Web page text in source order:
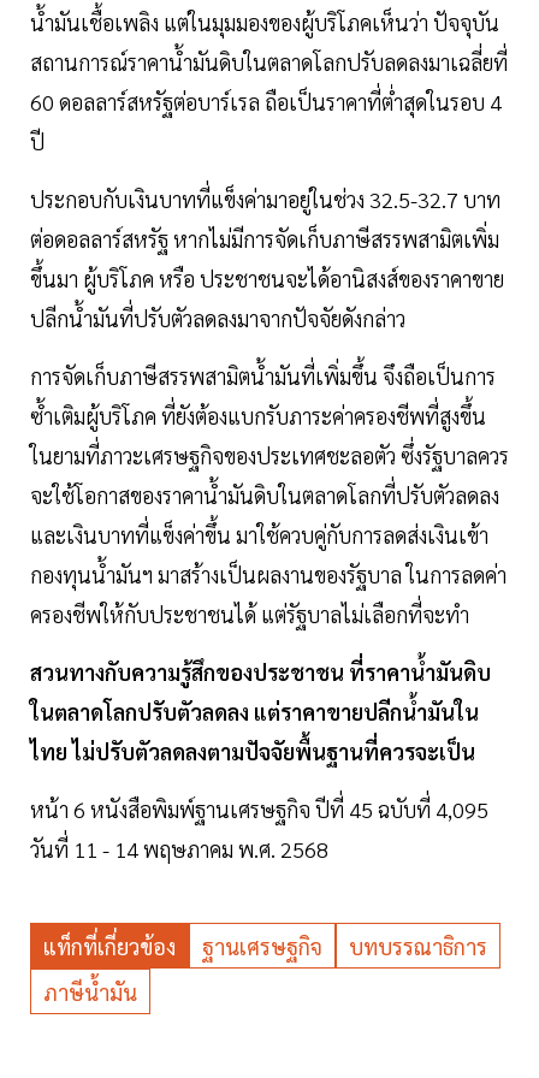
นํ้ามันเชื้อเพลิง แต่ในมุมมองของผู้บริโภคเห็นว่า ปัจจุบัน
สถานการณ์ราคานํ้ามันดิบในตลาดโลกปรับลดลงมาเฉลี่ยที่
60 ดอลลาร์สหรัฐต่อบาร์เรล ถือเป็นราคาที่ต่ำสุดในรอบ 4
ปี
ประกอบกับเงินบาทที่แข็งค่ามาอยู่ในช่วง 32.5-32.7 บาท
ต่อดอลลาร์สหรัฐ หากไม่มีการจัดเก็บภาษีสรรพสามิตเพิ่ม
ขึ้นมา ผู้บริโภค หรือ ประชาชนจะได้อานิสงส์ของราคาขาย
ปลีกนํ้ามันที่ปรับตัวลดลงมาจากปัจจัยดังกล่าว
การจัดเก็บภาษีสรรพสามิตนํ้ามันที่เพิ่มขึ้น จึงถือเป็นการ
ซํ้าเติมผู้บริโภค ที่ยังต้องแบกรับภาระค่าครองชีพที่สูงขึ้น
ในยามที่ภาวะเศรษฐกิจของประเทศชะลอตัว ซึ่งรัฐบาลควร
จะใช้โอกาสของราคานํ้ามันดิบในตลาดโลกที่ปรับตัวลดลง
และเงินบาทที่แข็งค่าขึ้น มาใช้ควบคู่กับการลดส่งเงินเข้า
กองทุนนํ้ามันฯ มาสร้างเป็นผลงานของรัฐบาล ในการลดค่า
ครองชีพให้กับประชาชนได้ แต่รัฐบาลไม่เลือกที่จะทำ
สวนทางกับความรู้สึกของประชาชน ที่ราคานํ้ามันดิบ
ในตลาดโลกปรับตัวลดลง แต่ราคาขายปลีกนํ้ามันใน
ไทย ไม่ปรับตัวลดลงตามปัจจัยพื้นฐานที่ควรจะเป็น
หน้า 6 หนังสือพิมพ์ฐานเศรษฐกิจ ปีที่ 45 ฉบับที่ 4,095
วันที่ 11 - 14 พฤษภาคม พ.ศ. 2568
แท็กที่เกี่ยวข้อง ฐานเศรษฐกิจ
บทบรรณาธิการ
ภาษีนํ้ามัน